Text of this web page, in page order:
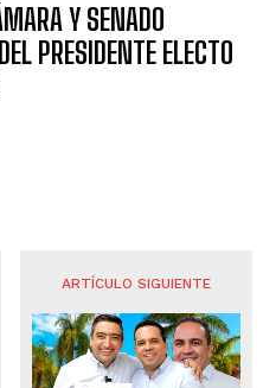
Y SENADO
PRESIDENTE ELECTO
ARTÍCULO SIGUIENTE